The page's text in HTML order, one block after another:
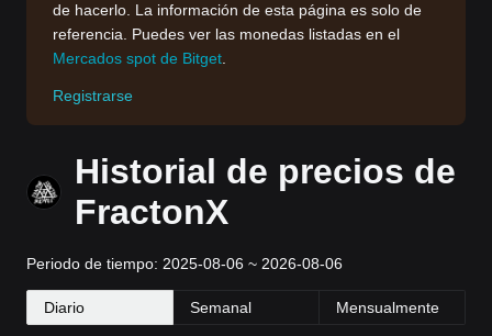
de hacerlo. La información de esta página es solo de
referencia. Puedes ver las monedas listadas en el
Mercados spot de Bitget
Registrarse
Historial de precios de
FractonX
Periodo de tiempo: 2025-08-06 ~ 2026-08-06
Diario Semanal Mensualmente